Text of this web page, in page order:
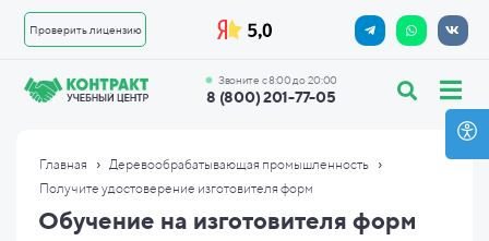
Проверить лицензию
8 (800) 201-77-05
Звоните с 8:00 до 20:00
Главная › Деревообрабатывающая промышленность ›
Получите удостоверение изготовителя форм
Обучение на изготовителя форм